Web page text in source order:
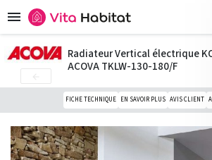

Radiateur Vertical électrique
ACOVA TKLW-130-180/F
FICHE TECHNIQUE EN SAVOIR PLUS AVIS CLIENT